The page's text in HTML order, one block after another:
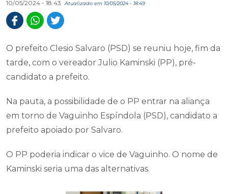
10/05/2024 - 18:43
Atualizado em 10/05/2024 - 18:49
O prefeito Clesio Salvaro (PSD) se reuniu hoje, fim da
tarde, com o vereador Julio Kaminski (PP), pré-
candidato a prefeito.
Na pauta, a possibilidade de o PP entrar na aliança
em torno de Vaguinho Espíndola (PSD), candidato a
prefeito apoiado por Salvaro.
O PP poderia indicar o vice de Vaguinho. O nome de
Kaminski seria uma das alternativas.